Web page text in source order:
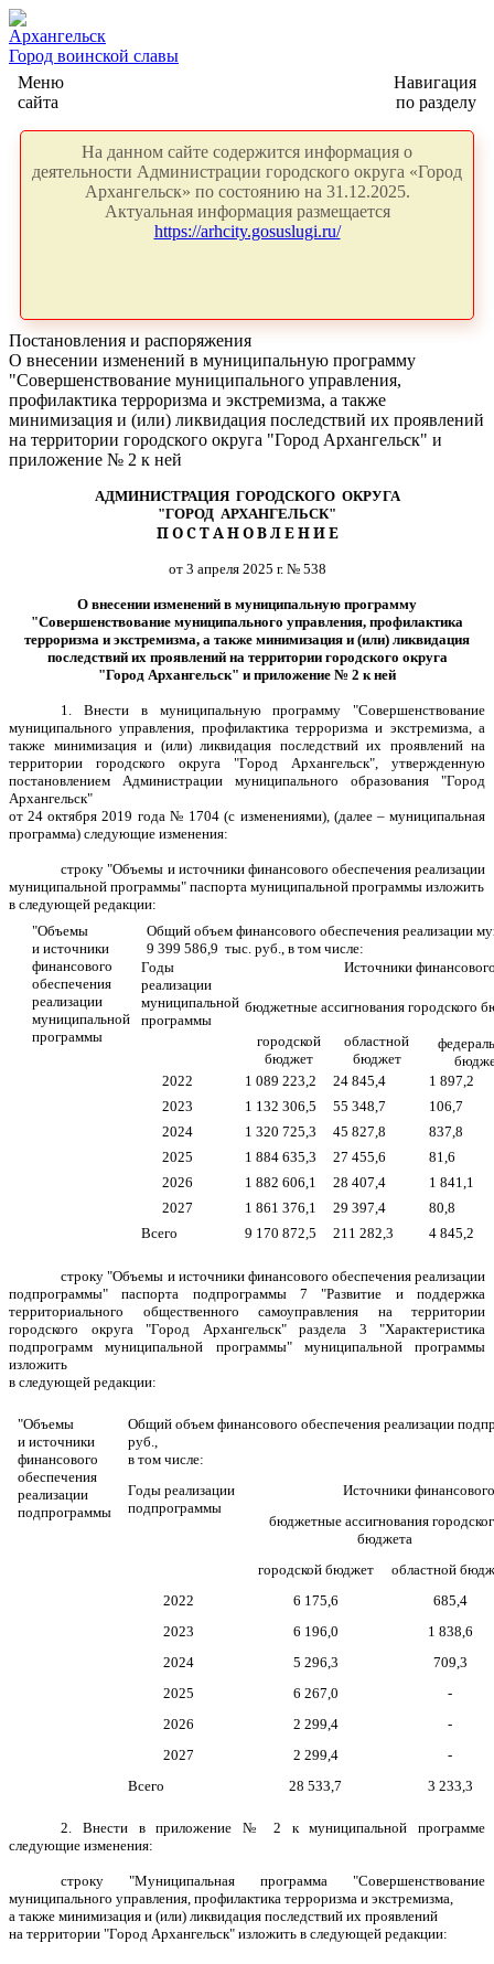
Архангельск
Город воинской славы
Меню
сайта
Навигация
по разделу
На данном сайте содержится информация о
деятельности Администрации городского округа «Город
Архангельск» по состоянию на 31.12.2025.
Актуальная информация размещается
https://arhcity.gosuslugi.ru/
Постановления и распоряжения
О внесении изменений в муниципальную программу
"Совершенствование муниципального управления,
профилактика терроризма и экстремизма, а также
минимизация и (или) ликвидация последствий их проявлений
на территории городского округа "Город Архангельск" и
приложение № 2 к ней
АДМИНИСТРАЦИЯ ГОРОДСКОГО ОКРУГА
"ГОРОД АРХАНГЕЛЬСК"
П О С Т А Н О В Л Е Н И Е
от 3 апреля 2025 г. № 538
О внесении изменений в муниципальную программу
"Совершенствование муниципального управления, профилактика
терроризма и экстремизма, а также минимизация и (или) ликвидация
последствий их проявлений на территории городского округа
"Город Архангельск" и приложение № 2 к ней
1. Внести в муниципальную программу "Совершенствование
муниципального управления, профилактика терроризма и экстремизма, а
также минимизация и (или) ликвидация последствий их проявлений на
территории городского округа "Город Архангельск", утвержденную
постановлением Администрации муниципального образования "Город
Архангельск"
от 24 октября 2019 года № 1704 (с изменениями), (далее – муниципальная
программа) следующие изменения:
строку "Объемы и источники финансового обеспечения реализации
муниципальной программы" паспорта муниципальной программы изложить
в следующей редакции:
"Объемы
и источники
финансового
обеспечения
реализации
муниципальной
программы
Общий объем финансового обеспечения реализации
9 399 586,9 тыс. руб., в том числе:
Годы
реализации
муниципальной
программы
Источники
бюджетные ассигнования городского
городской
бюджет
областной
бюджет
2022
1 089 223,2 24 845,4
1 897,2
2023
1 132 306,5 55 348,7
106,7
2024
1 320 725,3 45 827,8
837,8
2025
1 884 635,3 27 455,6
81,6
2026
1 882 606,1 28 407,4
1 841,1
2027
1 861 376,1 29 397,4
80,8
Всего
9 170 872,5 211 282,3 4 845,2
строку "Объемы и источники финансового обеспечения реализации
подпрограммы" паспорта подпрограммы 7 "Развитие и поддержка
территориального общественного самоуправления на территории
городского округа "Город Архангельск" раздела 3 "Характеристика
подпрограмм муниципальной программы" муниципальной программы
изложить
в следующей редакции:
"Объемы
и источники
финансового
обеспечения
реализации
подпрограммы
Общий объем финансового обеспечения реализации
руб.,
в том числе:
Годы реализации
подпрограммы
Источники
бюджетные ассигнования
бюджета
городской бюджет
областной
2022
6 175,6
685,4
2023
6 196,0
1 838,6
2024
5 296,3
709,3
2025
6 267,0
-
2026
2 299,4
-
2027
2 299,4
-
Всего
28 533,7 3 233,3
2. Внести в приложение № 2 к муниципальной программе
следующие изменения:
строку "Муниципальная программа "Совершенствование
муниципального управления, профилактика терроризма и экстремизма,
а также минимизация и (или) ликвидация последствий их проявлений
на территории "Город Архангельск" изложить в следующей редакции: